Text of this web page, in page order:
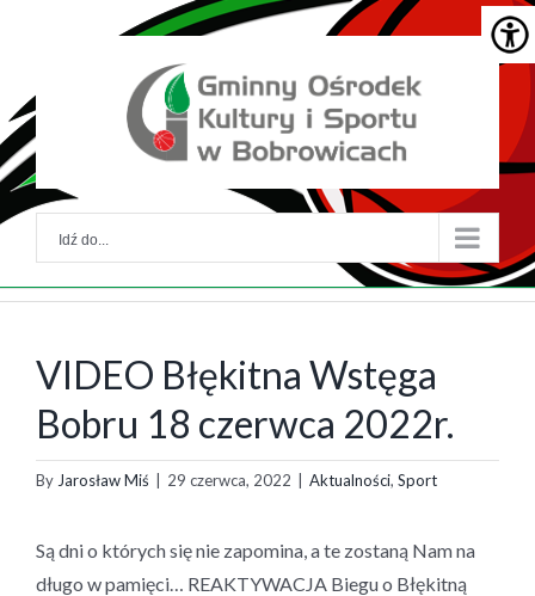
treść
główne
Idź do...
VIDEO Błękitna Wstęga
Bobru 18 czerwca 2022r.
By Jarosław Miś 29 czerwca, 2022 Aktualności, Sport
Są dni o których się nie zapomina, a te zostaną Nam na
długo w pamięci… REAKTYWACJA Biegu o Błękitną